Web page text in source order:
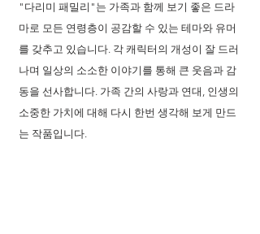
"다리미 패밀리"는 가족과 함께 보기 좋은 드라
마로 모든 연령층이 공감할 수 있는 테마와 유머
를 갖추고 있습니다. 각 캐릭터의 개성이 잘 드러
나며 일상의 소소한 이야기를 통해 큰 웃음과 감
동을 선사합니다. 가족 간의 사랑과 연대, 인생의
소중한 가치에 대해 다시 한번 생각해 보게 만드
는 작품입니다.